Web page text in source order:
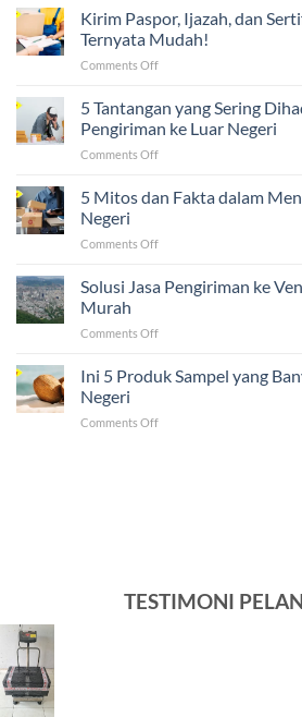
Kirim Paspor, Ijazah, dan
Ternyata Mudah!
Comments Offon
Ijazah,
dan
Sertifikat
Luar
5 Tantangan yang Sering
Pengiriman ke Luar Negeri
Comments Offon
Tantangan
yang
Dihadapi
dalam
Pengiriman
5 Mitos dan Fakta dalam
Negeri
Comments Offon
Mitos
dan
dalam
Barang
Solusi Jasa Pengiriman ke
Murah
Comments Offon
Jasa
Pengiriman
Venezuela
Ini 5 Produk Sampel yang
Negeri
Comments Offon
Negeri
TESTIMONI